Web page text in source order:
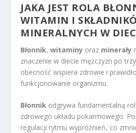
JAKA JEST ROLA
WITAMIN I
MINERALNYCH W
Błonnik,witaminy oraz minerały
znaczenie w diecie mężczyzn po
obecność wspiera zdrowie i
funkcjonowanie organizmu.
Błonnik odgrywa fundamentalną
zdrowego układu pokarmowego.
regulacji rytmu wypróżnień, co